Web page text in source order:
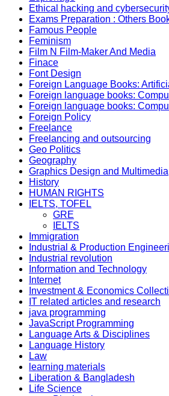
Ethical hacking and
Exams Preparation : Others
Famous People
Feminism
Film N Film-Maker And Media
Finace
Font Design
Foreign Language Books:
Foreign language books:
Foreign language books:
Foreign Policy
Freelance
Freelancing and outsourcing
Geo Politics
Geography
Graphics Design and Multimedia
History
HUMAN RIGHTS
IELTS, TOFEL
GRE
IELTS
Immigration
Industrial & Production
Industrial revolution
Information and Technology
Internet
Investment & Economics
IT related articles and research
java programming
JavaScript Programming
Language Arts & Disciplines
Language History
Law
learning materials
Liberation & Bangladesh
Life Science